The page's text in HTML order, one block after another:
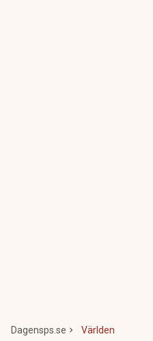
Dagensps.se Världen